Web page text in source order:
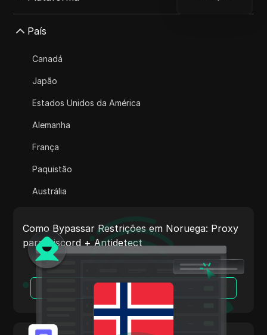
AdMob
Apple Pay
ASOS
BestBuy
País
Canadá
Japão
Estados Unidos da América
Alemanha
França
Paquistão
Austrália
Itália
Países Baixos
Vietnã
Portugal
Argentina
Como Bypassar Restrições em Noruega: Proxy
para Discord + Antidetect